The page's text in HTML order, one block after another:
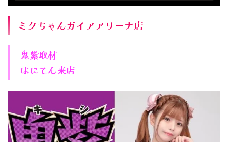
ミクちゃんガイアアリーナ店
鬼紫取材
はにてん来店